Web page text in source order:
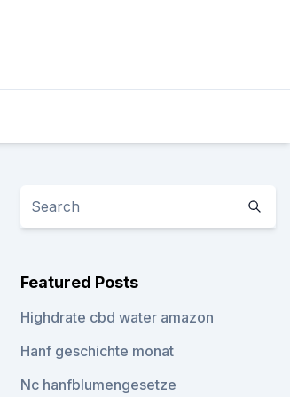
Featured Posts
Highdrate cbd water amazon
Hanf geschichte monat
Nc hanfblumengesetze